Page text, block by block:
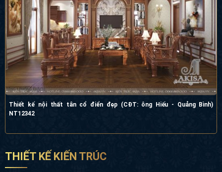
Thiết kế nội thất tân cổ điển đẹp (CĐT: ông Hiếu - Quảng Bình) NT12342
THIẾT KẾ KIẾN TRÚC
1000+ Biệt Thự Đẹp